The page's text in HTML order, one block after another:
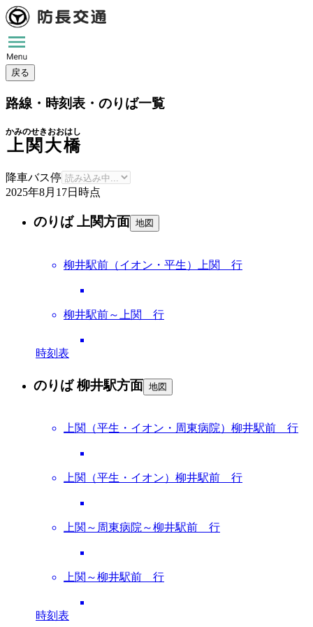
戻る
路線・時刻表・のりば一覧
上関大橋
かみのせきおおはし
降車バス停
2025年8月17日 時点
のりば 上関方面 地図
柳井駅前（イオン・平生）上関 行
柳井駅前～上関 行
時刻表
のりば 柳井駅方面 地図
上関（平生・イオン・周東病院）柳井駅前 行
上関（平生・イオン）柳井駅前 行
上関～周東病院～柳井駅前 行
上関～柳井駅前 行
時刻表